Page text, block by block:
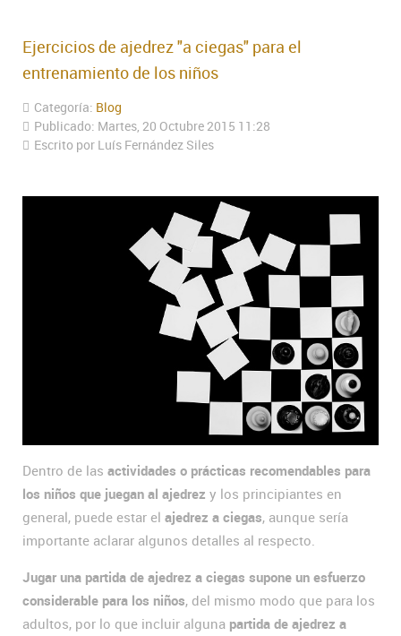
Ejercicios de ajedrez "a ciegas" para el
entrenamiento de los niños
Categoría: Blog
Publicado: Martes, 20 Octubre 2015 11:28
Escrito por Luís Fernández Siles
Dentro de las actividades o prácticas recomendables para
los niños que juegan al ajedrez y los principiantes en
general, puede estar el ajedrez a ciegas, aunque sería
importante aclarar algunos detalles al respecto.
Jugar una partida de ajedrez a ciegas supone un esfuerzo
considerable para los niños, del mismo modo que para los
adultos, por lo que incluir alguna partida de ajedrez a